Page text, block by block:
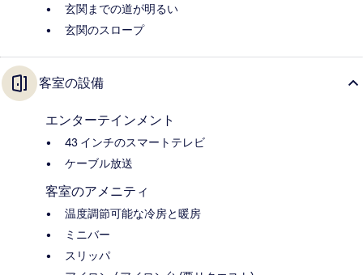
玄関までの道が明るい
玄関のスロープ
客室の設備
エンターテインメント
43 インチのスマートテレビ
ケーブル放送
客室のアメニティ
温度調節可能な冷房と暖房
ミニバー
スリッパ